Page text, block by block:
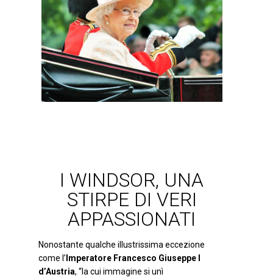
I WINDSOR, UNA
STIRPE DI VERI
APPASSIONATI
Nonostante qualche illustrissima eccezione
come l’ Imperatore Francesco Giuseppe I
d’Austria, “la cui immagine si unì